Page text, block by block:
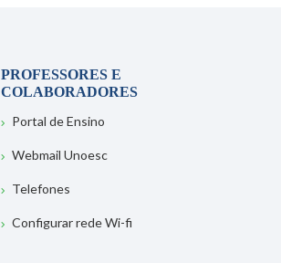
PROFESSORES E
COLABORADORES
Portal de Ensino
Webmail Unoesc
Telefones
Configurar rede Wi-fi